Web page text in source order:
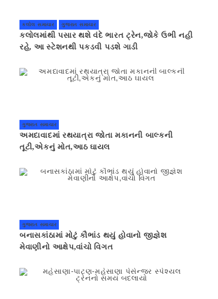
કલોલ સમાચાર ગુજરાત સમાચાર
કલોલમાંથી પસાર થશે વંદે ભારત ટ્રેન,જોકે ઉભી નહી
રહે, આ સ્ટેશનથી પકડવી પડશે ગાડી
ગુજરાત સમાચાર
અમદાવાદમાં રથયાત્રા જોતા મકાનની બાલ્કની
તૂટી,એકનું મોત,આઠ ઘાયલ
ગુજરાત સમાચાર
બનાસકાંઠામાં મોટું કૌભાંડ થયું હોવાનો જીજ્ઞેશ
મેવાણીનો આક્ષેપ,વાંચો વિગત